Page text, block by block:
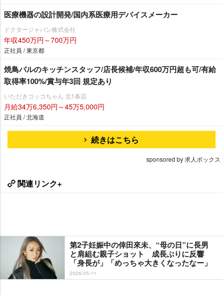
医療機器の設計開発/国内系医療用デバイスメーカー
ドクタージャパン株式会社
年収450万円～700万円
正社員 / 東京都
焼鳥バルのキッチンスタッフ/店長候補/年収600万円超も可/有給
取得率100%/賞与年3回 規定あり
いただきコッコちゃん 北1条店
月給34万6,350円～45万5,000円
正社員 / 北海道
続きはこちら
sponsored by 求人ボックス
関連リンク+
第2子妊娠中の倖田來未、“母の日”に長男
と肩組む親子ショット 成長ぶりに反響
「身長が」「めっちゃ大きくなったなー」
2026-05-11